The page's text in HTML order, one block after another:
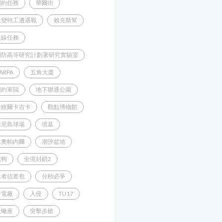
任務 華爾街
特工遭遇戰 賴克斯幫
任務
高等研究計劃署研究實驗室
五角大廈
軍閥 地下聯通公園
爾卡吉卡 觀點博物館
島球場 墳墓
帕內爾 潮汐盆地
全境封鎖2
信差包 分秒必爭
廠 入侵 TU17
座 突擊步槍